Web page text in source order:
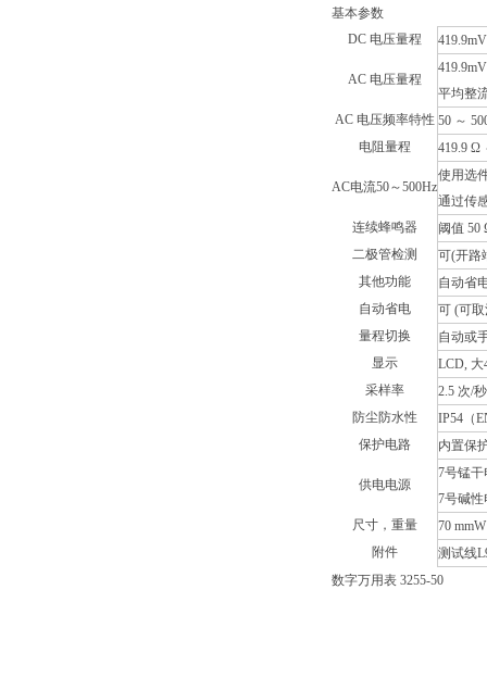
基本参数
DC 电压量程
AC 电压量程
平均整
AC 电压频率特性 50 ～
电阻量程
419.9 Ω
AC电流50～500Hz
使用选
通过传
连续蜂鸣器
阈值 50
二极管检测
可(开路
其他功能
自动省
自动省电
可 (可
量程切换
自动或
显示
LCD, 大
采样率
2.5 次/秒
防尘防水性
IP54（
保护电路
内置保
供电电源
7号锰干
7号碱性
尺寸，重量
70
附件
测试线
数字万用表 3255-50